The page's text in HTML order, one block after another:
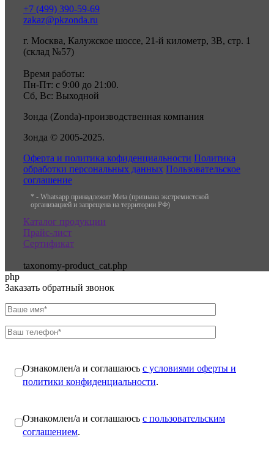
+7 (499) 390-59-69
zakaz@pkzonda.ru
г. Москва, Калужское шоссе, 21-й километр, 3В, стр. 1
(склад №57)
Время работы:
Пн-Пт: с 9:00 до 21:00.
Сб, Вс: Выходной
Зонда (Zonda)-производственная компания
Зонда © 2005-2025.
Оферта и политика кофиденциальности Политика
обработки персональных данных Пользовательское
соглашение
* - Whatsapp принадлежит Meta (признана экстремистской
организацией и запрещена на территории РФ)
Каталог продукции
Прайс-лист
Сертификат
taxonomy-product_cat.php
php
Заказать обратный звонок
Ознакомлен/а и соглашаюсь с условиями оферты и
политики конфиденциальности.
Ознакомлен/а и соглашаюсь с пользовательским
соглашением.